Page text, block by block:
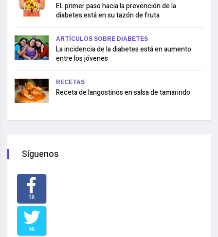
EL primer paso hacia la prevención de la
diabetes está en su tazón de fruta
ARTÍCULOS SOBRE DIABETES
La incidencia de la diabetes está en aumento
entre los jóvenes
RECETAS
Receta de langostinos en salsa de tamarindo
Síguenos
38
98